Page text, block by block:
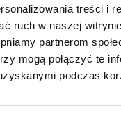
treści i
ruch w naszej
partnerom
mogą połączyć te
podczas